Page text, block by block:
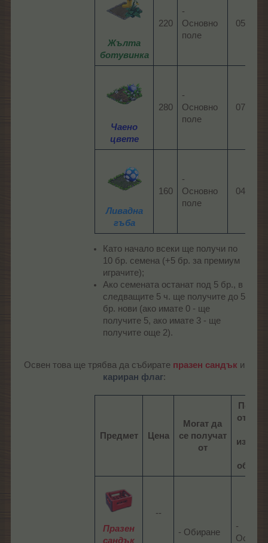
Жълта
ботувинка
220​
-
Основно
поле
05:30​
Чаено
цвете
280​
-
Основно
поле
07:00​
Ливадна
гъба
160​
-
Основно
поле
04:00​
Като начало всеки ще получи по
10 бр. семена (+5 бр. за премиум
играчите);
Ако семената останат под 5 бр., в
следващите 5 ч. ще получите до 5
бр. нови (ако имате 0 - ще
получите 5, ако имате 3 - ще
получите още 2).
Освен това ще трябва да събирате празен сандък и
кариран флаг:​
Предмет Цена
Могат да
се получат
от
от
Празен
сандък
--​
- Обиране
-